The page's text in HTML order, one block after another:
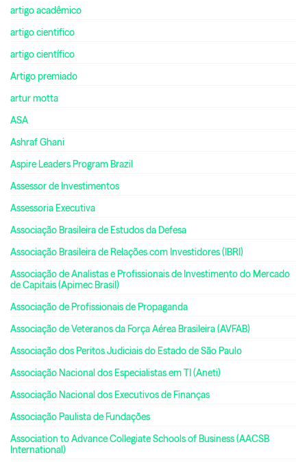
artigo acadêmico
artigo cientifico
artigo científico
Artigo premiado
artur motta
ASA
Ashraf Ghani
Aspire Leaders Program Brazil
Assessor de Investimentos
Assessoria Executiva
Associação Brasileira de Estudos da Defesa
Associação Brasileira de Relações com Investidores (IBRI)
Associação de Analistas e Profissionais de Investimento do Mercado
de Capitais (Apimec Brasil)
Associação de Profissionais de Propaganda
Associação de Veteranos da Força Aérea Brasileira (AVFAB)
Associação dos Peritos Judiciais do Estado de São Paulo
Associação Nacional dos Especialistas em TI (Aneti)
Associação Nacional dos Executivos de Finanças
Associação Paulista de Fundações
Association to Advance Collegiate Schools of Business (AACSB
International)